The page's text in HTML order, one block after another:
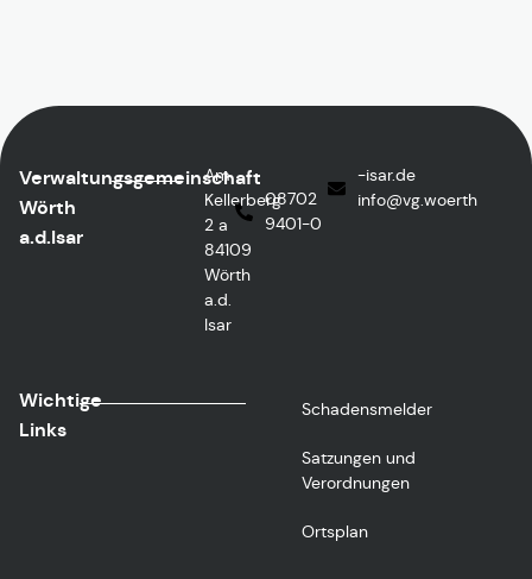
Verwaltungsgemeinschaft
Wörth
a.d.Isar
Am
Kellerberg
2 a
84109
Wörth
a.d.
Isar
08702
9401-0
ed.rasi-
htreow.gv
@ofni
Wichtige
Links
Schadensmelder
Satzungen und
Verordnungen
Ortsplan